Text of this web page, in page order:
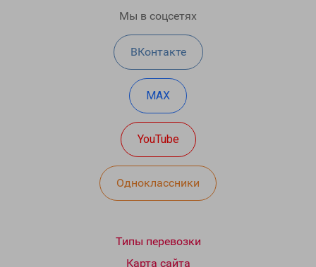
Мы в соцсетях
ВКонтакте
MAX
YouTube
Одноклассники
Типы перевозки
Карта сайта